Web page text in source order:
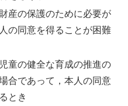
産の保護のために必要が
の同意を得ることが困難
童の健全な育成の推進の
合であって，本人の同意
とき